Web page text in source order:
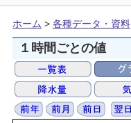
ホーム > 各種データ・資料
１時間ごとの値